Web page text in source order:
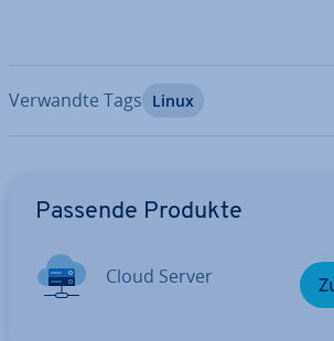
Verwandte Tags Linux
Passende Produkte
Cloud Server